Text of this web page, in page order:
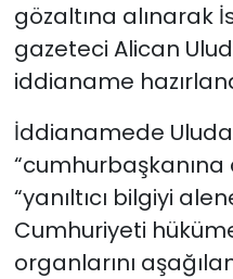
gözaltına alınarak
gazeteci Alican
iddianame
İddianamede
“yanıltıcı bilgiyi
Cumhuriyeti
organlarını